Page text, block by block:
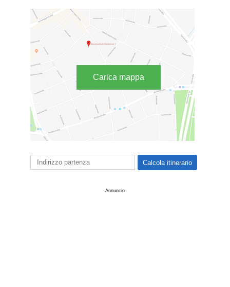
Carica mappa
Annuncio